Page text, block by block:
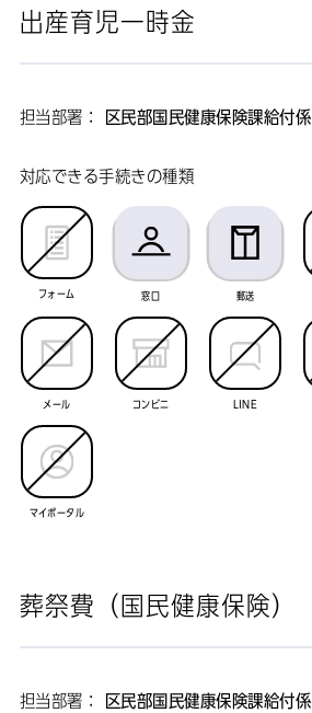
出産育児一時金
担当部署： 区民部国民健康保険課給付係
対応できる手続きの種類
フォーム 窓口 郵送
メール コンビニ LINE
マイポータル
葬祭費（国民健康保険）
担当部署： 区民部国民健康保険課給付係